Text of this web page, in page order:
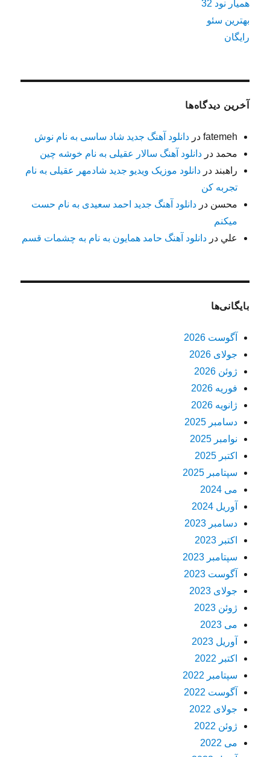
همیار نود 32
بهترین سئو
رایگان
آخرین دیدگاه‌ها
fatemeh دردانلود آهنگ جدید شاد ساسی به نام نوش
محمد دردانلود آهنگ سالار عقیلی به نام خوشه چین
راهبند دردانلود موزیک ویدیو جدید شادمهر عقیلی به نام
تجربه کن
محسن دردانلود آهنگ جدید احمد سعیدی به نام حست
میکنم
علي دردانلود آهنگ حامد همایون به نام به چشمات قسم
بایگانی‌ها
آگوست 2026
جولای 2026
ژوئن 2026
فوریه 2026
ژانویه 2026
دسامبر 2025
نوامبر 2025
اکتبر 2025
سپتامبر 2025
می 2024
آوریل 2024
دسامبر 2023
اکتبر 2023
سپتامبر 2023
آگوست 2023
جولای 2023
ژوئن 2023
می 2023
آوریل 2023
اکتبر 2022
سپتامبر 2022
آگوست 2022
جولای 2022
ژوئن 2022
می 2022